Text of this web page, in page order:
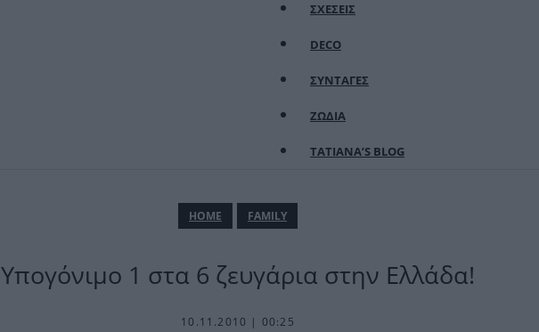
ΣΧΕΣΕΙΣ
DECO
ΣΥΝΤΑΓΕΣ
ΖΩΔΙΑ
TATIANA’S BLOG
ΗΟΜΕ FAMILY
Υπογόνιμο 1 στα 6 ζευγάρια στην Ελλάδα!
10.11.2010 | 00:25